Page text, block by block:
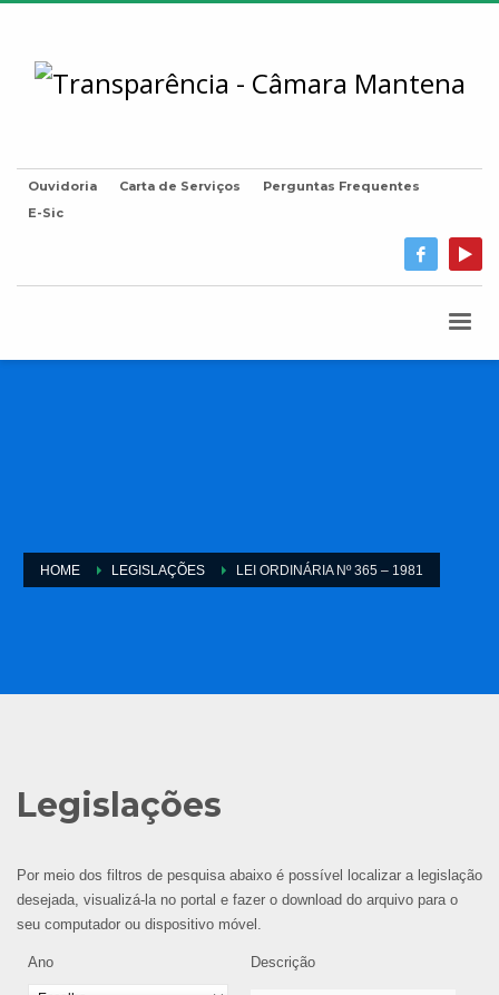
Ouvidoria Carta de Serviços
Perguntas Frequentes
E-Sic
HOME LEGISLAÇÕES LEI ORDINÁRIA Nº 365 – 1981
Legislações
Por meio dos filtros de pesquisa abaixo é possível localizar a legislação
desejada, visualizá-la no portal e fazer o download do arquivo para o
seu computador ou dispositivo móvel.
Ano Descrição